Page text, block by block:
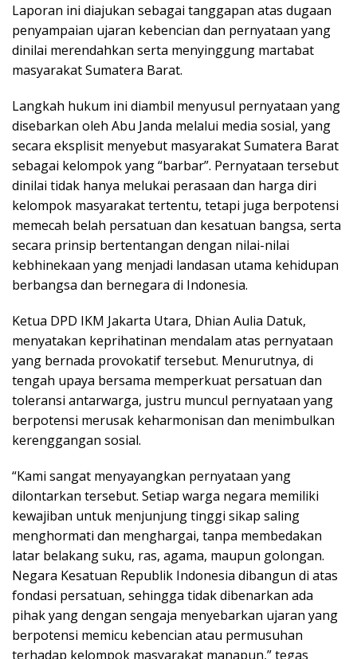
Laporan ini diajukan sebagai tanggapan atas dugaan
penyampaian ujaran kebencian dan pernyataan yang
dinilai merendahkan serta menyinggung martabat
masyarakat Sumatera Barat.
Langkah hukum ini diambil menyusul pernyataan yang
disebarkan oleh Abu Janda melalui media sosial, yang
secara eksplisit menyebut masyarakat Sumatera Barat
sebagai kelompok yang “barbar”. Pernyataan tersebut
dinilai tidak hanya melukai perasaan dan harga diri
kelompok masyarakat tertentu, tetapi juga berpotensi
memecah belah persatuan dan kesatuan bangsa, serta
secara prinsip bertentangan dengan nilai-nilai
kebhinekaan yang menjadi landasan utama kehidupan
berbangsa dan bernegara di Indonesia.
Ketua DPD IKM Jakarta Utara, Dhian Aulia Datuk,
menyatakan keprihatinan mendalam atas pernyataan
yang bernada provokatif tersebut. Menurutnya, di
tengah upaya bersama memperkuat persatuan dan
toleransi antarwarga, justru muncul pernyataan yang
berpotensi merusak keharmonisan dan menimbulkan
kerenggangan sosial.
“Kami sangat menyayangkan pernyataan yang
dilontarkan tersebut. Setiap warga negara memiliki
kewajiban untuk menjunjung tinggi sikap saling
menghormati dan menghargai, tanpa membedakan
latar belakang suku, ras, agama, maupun golongan.
Negara Kesatuan Republik Indonesia dibangun di atas
fondasi persatuan, sehingga tidak dibenarkan ada
pihak yang dengan sengaja menyebarkan ujaran yang
berpotensi memicu kebencian atau permusuhan
terhadap kelompok masyarakat manapun,” tegas